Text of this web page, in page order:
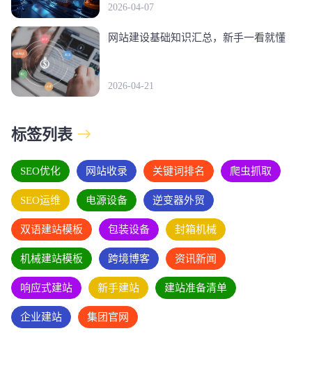
2026-04-07
网站建设基础知识汇总，新手一看就懂
2026-04-21
标签列表
SEO优化 网站收录 关键词排名 爬虫抓取
SEO运维 电源设备 逆变器外贸
双语建站模板 包装设备 封箱机械
机械建站模板 跨境博客 资讯新闻
响应式建站 新手建站 建站准备清单
企业建站 集团官网